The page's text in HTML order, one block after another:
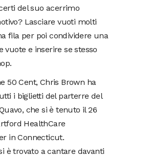
del suo acerrimo
Lasciare vuoti molti
fila per poi condividere una
vuote e inserire se stesso
50 Cent, Chris Brown ha
i biglietti del parterre del
che si è tenuto il 26
HealthCare
in Connecticut.
è trovato a cantare davanti